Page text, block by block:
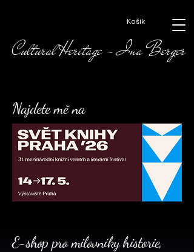
Cultural Heritage - Ina Berger
Košík
Najdete mě na
E-shop pro milovníky historie,